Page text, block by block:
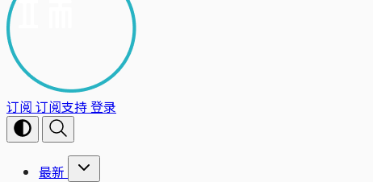
订阅 订阅支持登录
最新